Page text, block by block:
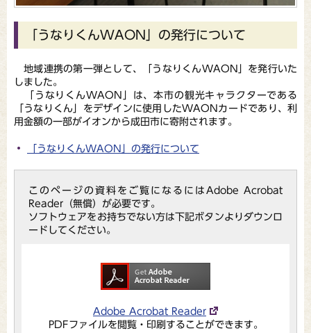
「うなりくんWAON」の発行について
地域連携の第一弾として、「うなりくんWAON」を発行いた
しました。
「うなりくんWAON」は、本市の観光キャラクターである
「うなりくん」をデザインに使用したWAONカードであり、利
用金額の一部がイオンから成田市に寄附されます。
「うなりくんWAON」の発行について
このページの資料をご覧になるにはAdobe Acrobat
Reader（無償）が必要です。
ソフトウェアをお持ちでない方は下記ボタンよりダウンロ
ードしてください。
Adobe Acrobat Reader
PDFファイルを閲覧・印刷することができます。